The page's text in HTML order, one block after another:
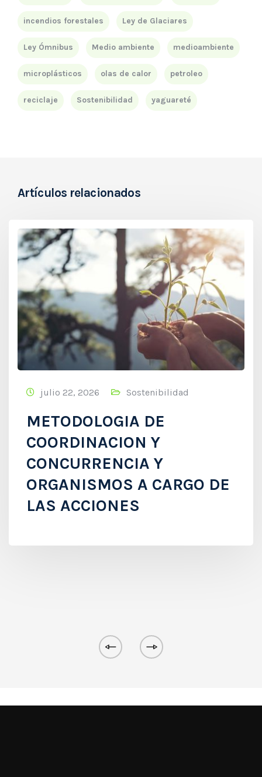
incendios forestales Ley de Glaciares
Ley Ómnibus Medio ambiente medioambiente
microplásticos olas de calor petroleo
reciclaje Sostenibilidad yaguareté
Artículos relacionados
julio 22, 2026 Sostenibilidad
METODOLOGIA DE
COORDINACION Y
CONCURRENCIA Y
ORGANISMOS A CARGO DE
LAS ACCIONES